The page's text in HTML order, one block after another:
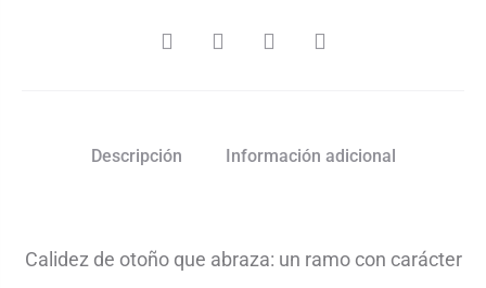
Descripción Información adicional
Calidez de otoño que abraza: un ramo con carácter